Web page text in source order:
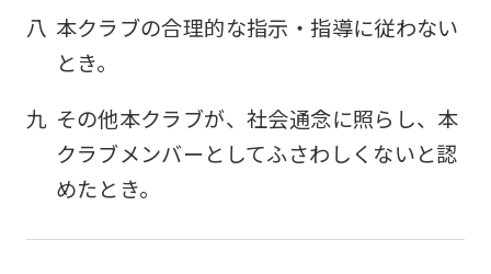
八 本クラブの合理的な指示・指導に従わない
とき。
九 その他本クラブが、社会通念に照らし、本
クラブメンバーとしてふさわしくないと認
めたとき。